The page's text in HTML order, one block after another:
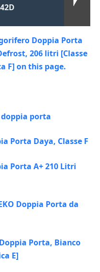
porta
Porta Daya, Classe F
Porta A+ 210 Litri
Doppia Porta da
Porta, Bianco
E]